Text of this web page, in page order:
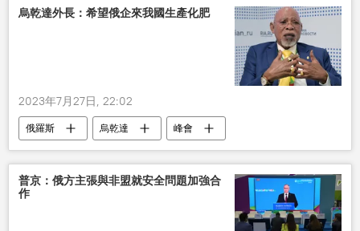
烏乾達外長：希望俄企來我國生產化肥
2023年7月27日, 22:02
俄羅斯 烏乾達 峰會
普京：俄方主張與非盟就安全問題加強合
作